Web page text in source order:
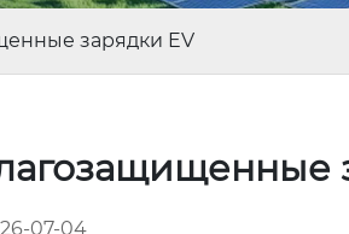
зарядки EV
07-04